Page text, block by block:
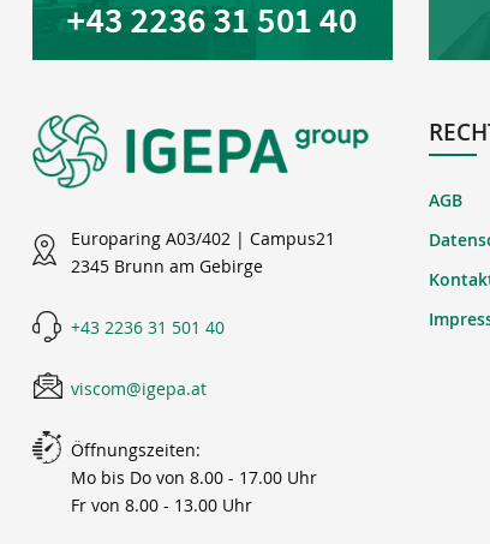
Europaring A03/402 | Campus21
2345 Brunn am Gebirge
+43 2236 31 501 40
viscom@igepa.at
Öffnungszeiten:
Mo bis Do von 8.00 - 17.00 Uhr
Fr von 8.00 - 13.00 Uhr
AGB